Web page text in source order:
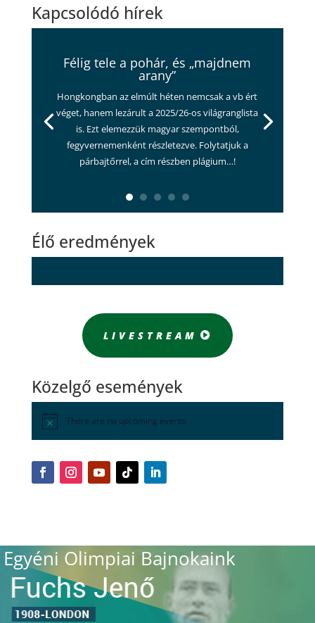
Kapcsolódó hírek
Félig tele a pohár, és „majdnem
arany”
Hongkongban az elmúlt héten nemcsak a vb ért
véget, hanem lezárult a 2025/26-os világranglista
is. Ezt elemezzük magyar szempontból,
fegyvernemenként részletezve. Folytatjuk a
párbajtőrrel, a cím részben plágium…!
Élő eredmények
LIVESTREAM
Közelgő események
There are no upcoming events.
Egyéni Olimpiai Bajnokaink